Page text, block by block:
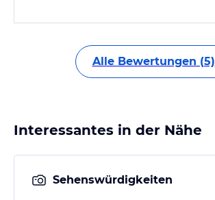
Alle Bewertungen (5)
Interessantes in der Nähe
Sehenswürdigkeiten